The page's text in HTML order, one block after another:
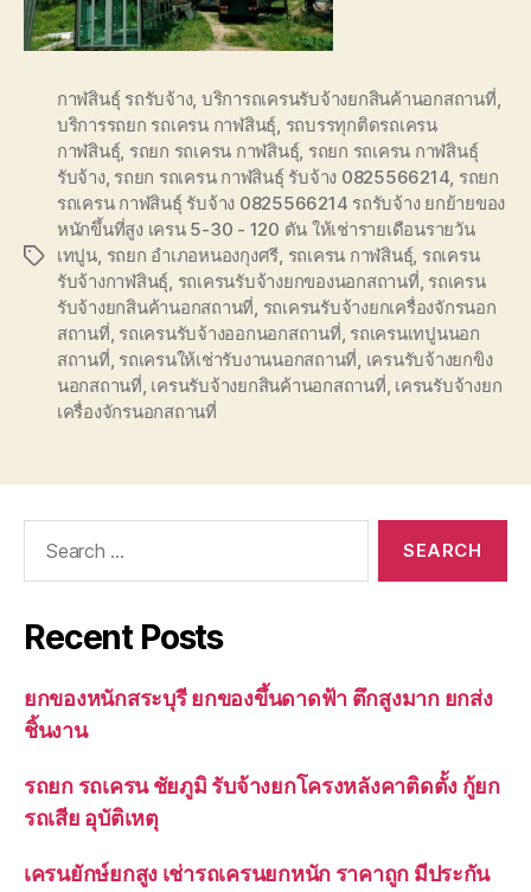
Tags
กาฬสินธุ์ รถรับจ้าง, บริการถเครนรับจ้างยกสินค้านอกสถานที่,
บริการรถยก รถเครน กาฬสินธุ์, รถบรรทุกติดรถเครน
กาฬสินธุ์, รถยก รถเครน กาฬสินธุ์, รถยก รถเครน กาฬสินธุ์
รับจ้าง, รถยก รถเครน กาฬสินธุ์ รับจ้าง 0825566214, รถยก
รถเครน กาฬสินธุ์ รับจ้าง 0825566214 รถรับจ้าง ยกย้ายของ
หนักขึ้นที่สูง เครน 5-30 - 120 ตัน ให้เช่ารายเดือนรายวัน
เทปูน, รถยก อำเภอหนองกุงศรี, รถเครน กาฬสินธุ์, รถเครน
รับจ้างกาฬสินธุ์, รถเครนรับจ้างยกของนอกสถานที่, รถเครน
รับจ้างยกสินค้านอกสถานที่, รถเครนรับจ้างยกเครื่องจักรนอก
สถานที่, รถเครนรับจ้างออกนอกสถานที่, รถเครนเทปูนนอก
สถานที่, รถเครนให้เช่ารับงานนอกสถานที่, เครนรับจ้างยกขิง
นอกสถานที่, เครนรับจ้างยกสินค้านอกสถานที่, เครนรับจ้างยก
เครื่องจักรนอกสถานที่
Recent Posts
ยกของหนักสระบุรี ยกของขึ้นดาดฟ้า ตึกสูงมาก ยกส่ง
ชิ้นงาน
รถยก รถเครน ชัยภูมิ รับจ้างยกโครงหลังคาติดตั้ง กู้ยก
รถเสีย อุบัติเหตุ
เครนยักษ์ยกสูง เช่ารถเครนยกหนัก ราคาถูก มีประกัน